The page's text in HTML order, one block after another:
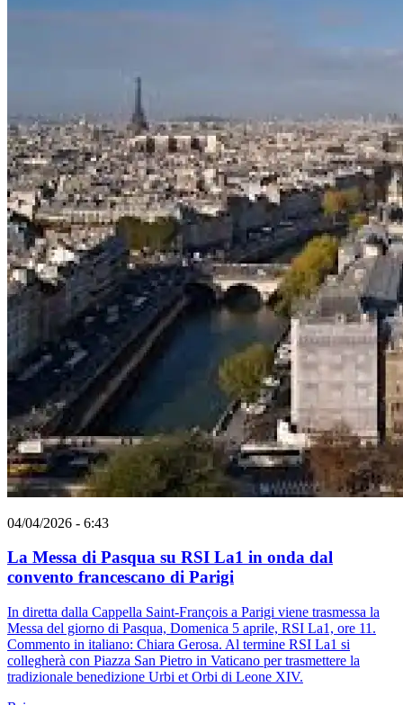
04/04/2026 - 6:43
La Messa di Pasqua su RSI La1 in onda dal
convento francescano di Parigi
In diretta dalla Cappella Saint-François a Parigi viene trasmessa la
Messa del giorno di Pasqua, Domenica 5 aprile, RSI La1, ore 11.
Commento in italiano: Chiara Gerosa. Al termine RSI La1 si
collegherà con Piazza San Pietro in Vaticano per trasmettere la
tradizionale benedizione Urbi et Orbi di Leone XIV.